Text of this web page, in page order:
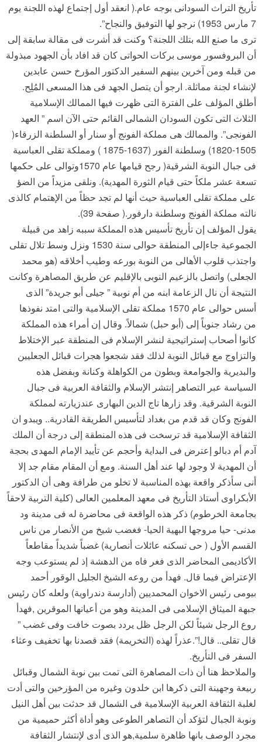
تأريخ التراث السودانى بوجه عام.( انعقد أول إجتماع لهذه اللجنة يوم
7 مارس 1953) نرجو لها التوفيق والنجاح”.
ترى ما صنع الله بتلك اللجنة؟ وكنت قد أشرت فى مقالة سابقة إلى
أن البروفسور موسى بركات الحواتى كان قد افاد بأن الجهود مبذولة
من قبله ومن آخرين بينهم السفير الدكتور المؤرخ حسن عابدين
لإنشاء لجنة مماثلة. ارجو أن يتصل الجهد فى هذا المسعى المُلِح.
أطلق المؤلف على الفترة التى ظهرت فيها الممالك الإسلامية
الثلاث التى تكون السودان الشمالى القائم حتى الآن اسم ” العهد
الفونجى”. والممالك هى مملكة الفونج أو سنار أو السلطنة الزرقاء(
1505-1820) وسلطنة الفور (1637-1875 ) ومملكة تقلى العباسية
فى جبال النوبة الشرقية( رجح قيامها عام 1570وتوالى على حكمها
تسعة عشر ملكاً حتى قيام الثورة المهدية). ونلقى مزيداً من الضؤ
على مملكة تقلى العباسية حيث أنها لم تجد حظاً من الإهتمام كالذى
نالته مملكة الفونج وسلطنة دارفور.( صفحة 39).
يقول المؤلف إن تأريخ تأسيس هذه المملكة سببه زاهد من قبيلة
الجموعية جاءإلى المنطقة حوالى سنة 1530 ونزل وسط تلال تقلى
واجتذب قلوب الأهالى من النوبة بورعه وطيب أخلاقه (هو محمد
الجعلى) واتصل بالزعيم النوبى بالإقليم عن طريق المصاهرة وكانت
النتيجة أن نال الزعامة ابنه من أم نوبية ” جيلى أبو جريدة” الذى
أسس حوالى عام 1570 مملكة تقلى الإسلامية والتى امتد نفوذها
من رشاد جنوباً إلى (أبو حبل) شمالاً. وقال إن أمراء هذه المملكة
كانوا أصحاب إستراتيجية لنشر الإسلام فى المنطقة عبر الإختلاط
والتزاوج مع قبائل النوبة لذلك فقد شجعوا هجرات قبائل الجعليين
والبديرية والجوامعة وبطون من الكواهلة وكنانة وبفضل هذه
السياسة عبر التصاهر إنتشر الإسلام والثقافة العربية فى جبال
النوبة الشرقية. وقد زارها تاج الدين البهارى عندزيارته لمملكة
الفونج وكان قد قدم من بغداد لتأسيس الطريقة القادرية.. ويبدو ان
الثقافة الإسلامية قد ترسخت فى هذه المنطقة إلى درجة أن الملك
آدم أم دبالو إعترض فى البداية وأحجم عن تأييد الإمام المهدى بحجة
أن المهدية لا وجود لها عند أهل السنة. ومع أن المقام مقام جد إلا
أنى سأذكر واقعة بهذه المناسبة لا تخلو من طرافة وهى أن الدكتور
الأبكراوى أستاذ التأريخ فى معهد المعلمين العالى (كلية التربية لاحقاً
بجامعة الخرطوم) ذكر هذه الواقعة فى محاضرة له فى مدينة ود
مدنى- حيا مروجها البهية الحيا- فغضب شيخ من الأنصار من ناس
القسم الأول ( حى تسكنه عائلات أنصارية) غضباً شديداً مقاطعاً
الأكاديمى المحاضر الذى فغر فاه من الدهشة إذ لم يستوعب وجه
الإعتراض فيما قال. فهدأ من روعه الشيخ الجليل الوقور أحمد
بيومى رئيس الاخوان المحمديين (أدارسة دندراوية) ولعله كان رئيس
جبهة الميثاق الإسلامى فى المدينة وهو من أعيانها الموقرين ,فهدأ
روع الرجل شيئاً لكن الرجل ظل يردد بصوت خافت وفى غضب ”
قال تقلى.. قال!”.عذراً لهذه (التخريمة) فقد قصدنا بها تخفيف وعثاء
السفر فى التأريخ.
والملاحظ هنا أن ذات المصاهرة التى تمت بين نوبة الشمال وقبائل
ربيعة وجهينة التى ذكرها ابن خلدون وغيره من المؤرخين والتى أدت
لغلبة الثقافة العربية الإسلامية فى الشمال قد حدثت بين أهل النيل
ونوبة الجبال لتؤكد أن التصاهر الطوعى وهو أداة أكثر حميمية من
مجرد الوصف بانها ظاهرة سلمية,هو الذى أدى لإنتشار الثقافة